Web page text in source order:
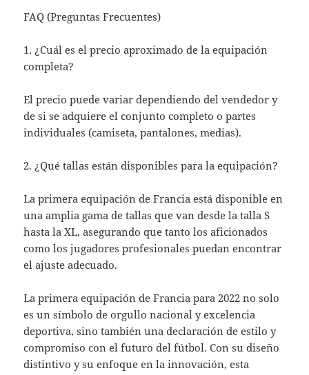
FAQ (Preguntas Frecuentes)
1. ¿Cuál es el precio aproximado de la equipación
completa?
El precio puede variar dependiendo del vendedor y
de si se adquiere el conjunto completo o partes
individuales (camiseta, pantalones, medias).
2. ¿Qué tallas están disponibles para la equipación?
La primera equipación de Francia está disponible en
una amplia gama de tallas que van desde la talla S
hasta la XL, asegurando que tanto los aficionados
como los jugadores profesionales puedan encontrar
el ajuste adecuado.
La primera equipación de Francia para 2022 no solo
es un símbolo de orgullo nacional y excelencia
deportiva, sino también una declaración de estilo y
compromiso con el futuro del fútbol. Con su diseño
distintivo y su enfoque en la innovación, esta